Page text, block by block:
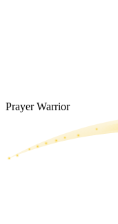
Prayer Warrior